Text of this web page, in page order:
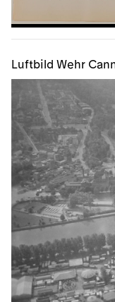
Luftbild Wehr